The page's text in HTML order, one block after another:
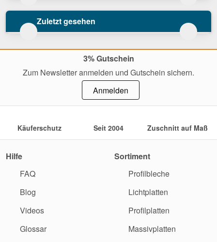
Zuletzt gesehen
3% Gutschein
Zum Newsletter anmelden und Gutschein sichern.
Anmelden
Käuferschutz Seit 2004 Zuschnitt auf Maß
Hilfe
FAQ
Blog
Videos
Glossar
Sortiment
Profilbleche
Lichtplatten
Profilplatten
Massivplatten